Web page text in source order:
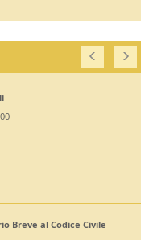
al Codice Civile